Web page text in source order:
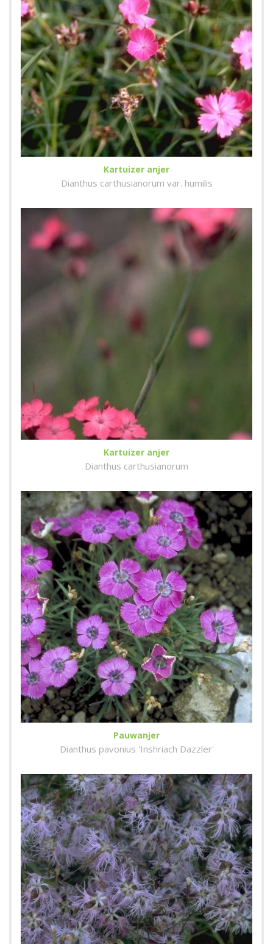
Kartuizer anjer
Dianthus carthusianorum var. humilis
Kartuizer anjer
Dianthus carthusianorum
Pauwanjer
Dianthus pavonius 'Inshriach Dazzler'